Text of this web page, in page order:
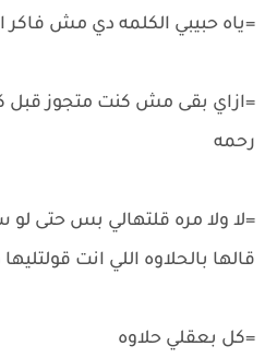
=ياه حبيبي الكلمه دي مش
=ازاي بقى مش كنت متجوز قبل
رحمه
=لا ولا مره قلتهالي بس حتى
قالها بالحلاوه اللي انت
=كل بعقلي حلاوه